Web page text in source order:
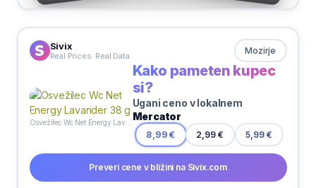
Sivix
Real Prices. Real Data Mozirje
Kako pameten kupec
si?
Ugani ceno v lokalnem
Mercator
8,99 € 2,99 € 5,99 €
Preveri cene v bližini na Sivix.com